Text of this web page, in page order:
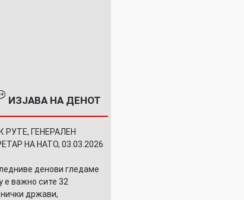
ИЗЈАВА НА ДЕНОТ
РУТЕ, ГЕНЕРАЛЕН
НА НАТО, 03.03.2026
денови гледаме
е важно сите 32
држави,